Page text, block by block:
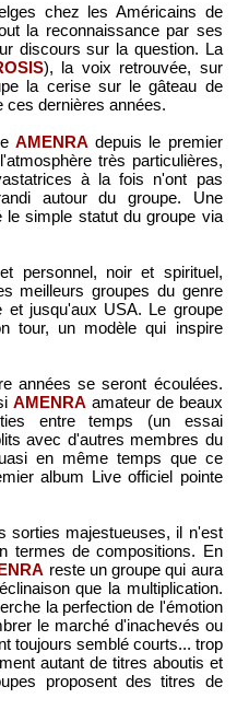
chez les Américains de
la reconnaissance par ses
discours sur la question. La
), la voix retrouvée, sur
la cerise sur le gâteau de
ces dernières années.
AMENRA depuis le premier
très particulières,
à la fois n'ont pas
autour du groupe. Une
le simple statut du groupe via
personnel, noir et spirituel,
meilleurs groupes du genre
et jusqu'aux USA. Le groupe
tour, un modèle qui inspire
années se seront écoulées.
AMENRA amateur de beaux
entre temps (un essai
avec d'autres membres du
en même temps que ce
album Live officiel pointe
sorties majestueuses, il n'est
termes de compositions. En
reste un groupe qui aura
que la multiplication.
la perfection de l'émotion
le marché d'inachevés ou
toujours semblé courts... trop
autant de titres aboutis et
proposent des titres de